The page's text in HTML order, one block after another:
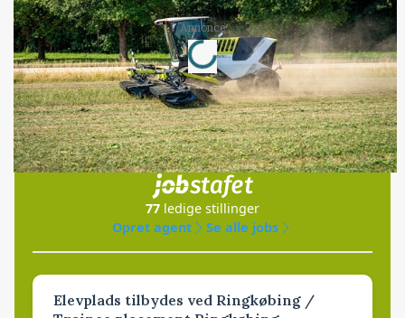
Annonce
Loading...
Jobs
i samarbejde med
77 ledige stillinger
Opret agent
Se alle jobs
Elevplads tilbydes ved Ringkøbing /